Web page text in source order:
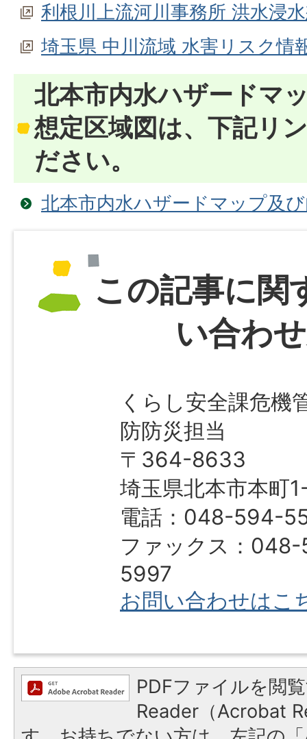
利根川上流河川事務所 洪水浸
埼玉県 中川流域 水害リスク情
北本市内水ハザードマ
想定区域図は、下記リ
ださい。
北本市内水ハザードマップ及
この記事に関
い合わ
くらし安全課危機
防防災担当
〒364-8633
埼玉県北本市本町
電話：048-594-
ファックス：
5997
お問い合わせはこ
PDFファイルを閲
Reader（Acrobat